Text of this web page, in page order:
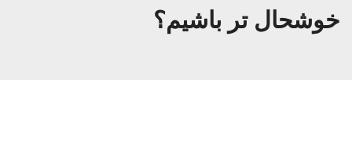
خوشحال تر باشیم؟